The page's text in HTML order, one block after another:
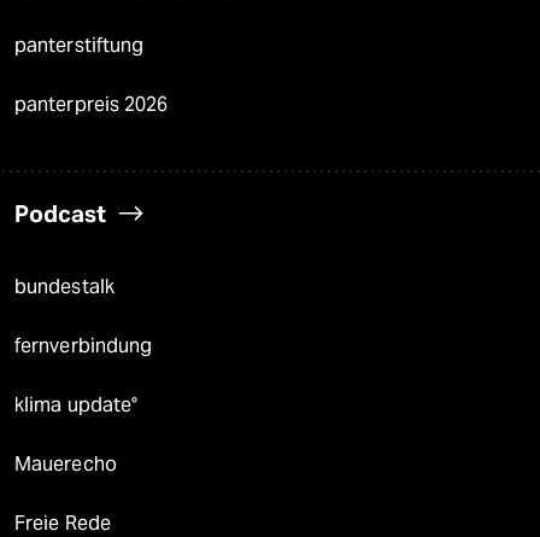
panterstiftung
panterpreis 2026
Podcast
bundestalk
fernverbindung
klima update°
Mauerecho
Freie Rede